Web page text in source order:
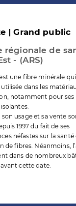
| Grand public
régionale de
- (ARS)
une fibre minérale
dans les
notamment pour ses
son usage et sa vente
1997 du fait de ses
néfastes sur la santé
de fibres. Néanmoins,
dans de nombreux
cette date.